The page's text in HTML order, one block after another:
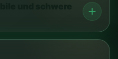
und schwere